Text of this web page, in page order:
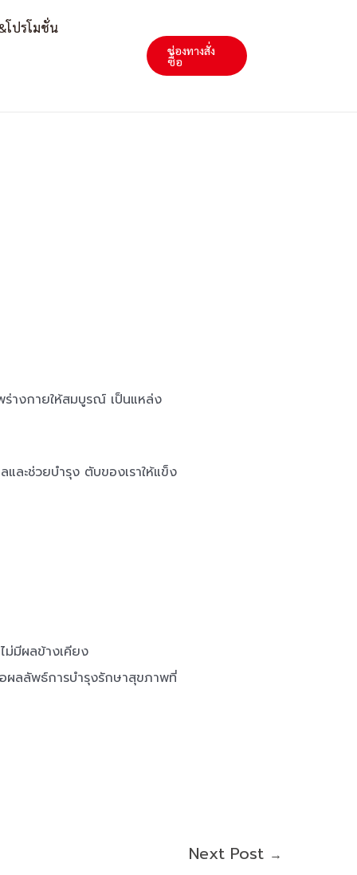
โปรโมชั่น
ช่องทางสั่ง
ซื้อ
างกายให้สมบูรณ์ เป็นแหล่ง
ละช่วยบำรุง ตับของเราให้แข็ง
มีผลข้างเคียง
ผลลัพธ์การบำรุงรักษาสุขภาพที่
Next Post →